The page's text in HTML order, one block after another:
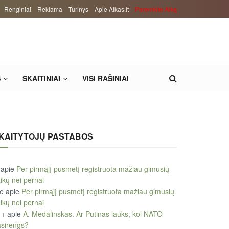
Renginiai Reklama Turinys Apie Alkas.lt Paremkite Alką
SKAITINIAI VISI RAŠINIAI
PASTABOS
apie Per pirmąjį pusmetį registruota mažiau gimusių
nei pernai
apie Per pirmąjį pusmetį registruota mažiau gimusių
nei pernai
apie A. Medalinskas. Ar Putinas lauks, kol NATO